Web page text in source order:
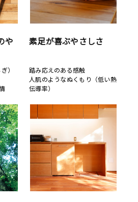
や
）
素足が喜ぶやさしさ
踏み応えのある感触
人肌のようなぬくもり（低い熱
伝導率）